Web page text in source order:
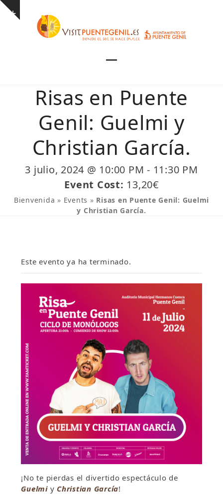
Skip
Show
mobile
menu
mobile
menu
Risas en Puente
Genil: Guelmi y
Christian García.
3 julio, 2024 @ 10:00 PM - 11:30 PM
Event Cost: 13,20€
Bienvenida » Events » Risas en Puente Genil: Guelmi
y Christian García.
Este evento ya ha terminado.
¡No te pierdas el divertido espectáculo de
Guelmiy Christian García!